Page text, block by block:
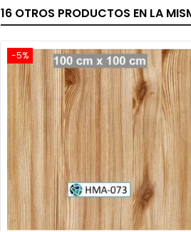
16 OTROS PRODUCTOS EN LA
-5%